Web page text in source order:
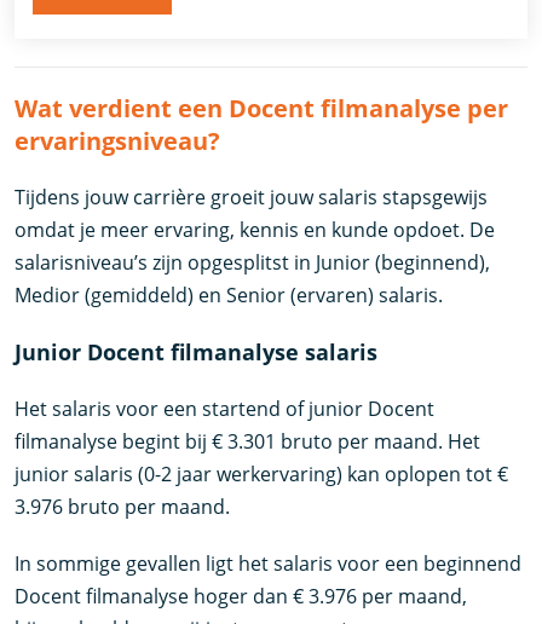
Wat verdient een Docent filmanalyse per
ervaringsniveau?
Tijdens jouw carrière groeit jouw salaris stapsgewijs
omdat je meer ervaring, kennis en kunde opdoet. De
salarisniveau’s zijn opgesplitst in Junior (beginnend),
Medior (gemiddeld) en Senior (ervaren) salaris.
Junior Docent filmanalyse salaris
Het salaris voor een startend of junior Docent
filmanalyse begint bij € 3.301 bruto per maand. Het
junior salaris (0-2 jaar werkervaring) kan oplopen tot €
3.976 bruto per maand.
In sommige gevallen ligt het salaris voor een beginnend
Docent filmanalyse hoger dan € 3.976 per maand,